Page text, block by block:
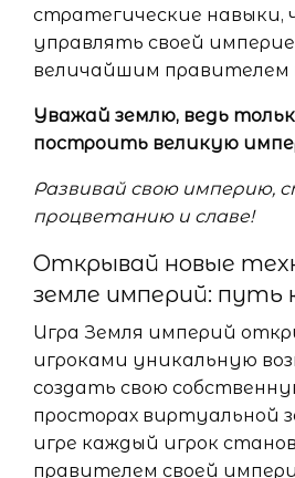
стратегические навыки,
управлять своей
величайшим правителем
Уважай землю, ведь
построить великую
Развивай свою империю,
процветанию и славе!
Открывай новые
земле империй: путь
Игра Земля империй
игроками уникальную
создать свою
просторах виртуальной
игре каждый игрок
правителем своей